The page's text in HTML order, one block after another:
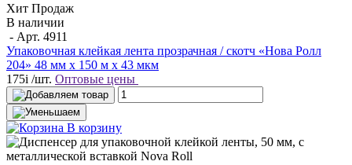
Хит Продаж
В наличии
- Арт. 4911
Упаковочная клейкая лента прозрачная / скотч «Нова Ролл
204» 48 мм х 150 м х 43 мкм
175i /шт. Оптовые цены
В корзину